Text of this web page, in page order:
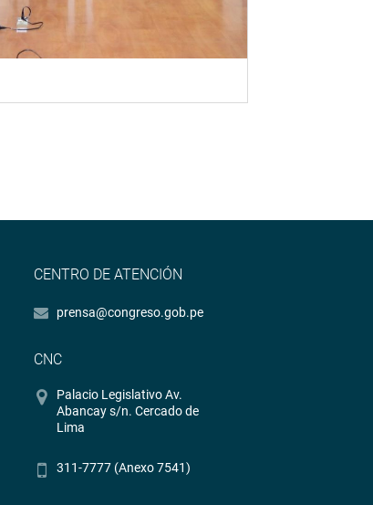
CENTRO DE ATENCIÓN
prensa@congreso.gob.pe
CNC
Palacio Legislativo Av.
Abancay s/n. Cercado de
Lima
311-7777 (Anexo 7541)